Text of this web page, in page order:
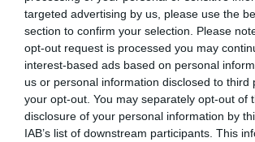
targeted advertising by us, please use the
section to confirm your selection. Please
opt-out request is processed you may
interest-based ads based on personal
us or personal information disclosed to third
your opt-out. You may separately opt-out of
disclosure of your personal information by
IAB’s list of downstream participants. This